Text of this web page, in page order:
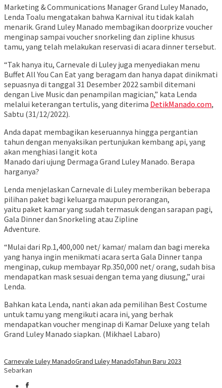
Marketing & Communications Manager Grand Luley Manado,
Lenda Toalu mengatakan bahwa Karnival itu tidak kalah
menarik. Grand Luley Manado membagikan doorprize voucher
menginap sampai voucher snorkeling dan zipline khusus
tamu, yang telah melakukan reservasi di acara dinner tersebut.
“Tak hanya itu, Carnevale di Luley juga menyediakan menu
Buffet All You Can Eat yang beragam dan hanya dapat dinikmati
sepuasnya di tanggal 31 Desember 2022 sambil ditemani
dengan Live Music dan penampilan magician,” kata Lenda
melalui keterangan tertulis, yang diterima DetikManado.com,
Sabtu (31/12/2022).
Anda dapat membagikan keseruannya hingga pergantian
tahun dengan menyaksikan pertunjukan kembang api, yang
akan menghiasi langit kota
Manado dari ujung Dermaga Grand Luley Manado. Berapa
harganya?
Lenda menjelaskan Carnevale di Luley memberikan beberapa
pilihan paket bagi keluarga maupun perorangan,
yaitu paket kamar yang sudah termasuk dengan sarapan pagi,
Gala Dinner dan Snorkeling atau Zipline
Adventure.
“Mulai dari Rp.1,400,000 net/ kamar/ malam dan bagi mereka
yang hanya ingin menikmati acara serta Gala Dinner tanpa
menginap, cukup membayar Rp.350,000 net/ orang, sudah bisa
mendapatkan mask sesuai dengan tema yang diusung,” urai
Lenda.
Bahkan kata Lenda, nanti akan ada pemilihan Best Costume
untuk tamu yang mengikuti acara ini, yang berhak
mendapatkan voucher menginap di Kamar Deluxe yang telah
Grand Luley Manado siapkan. (Mikhael Labaro)
Carnevale Luley ManadoGrand Luley ManadoTahun Baru 2023
Sebarkan